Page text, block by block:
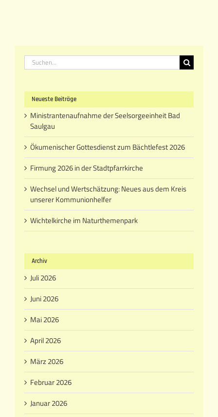
Suche
nach:
Neueste Beiträge
Ministrantenaufnahme der Seelsorgeeinheit Bad
Saulgau
Ökumenischer Gottesdienst zum Bächtlefest 2026
Firmung 2026 in der Stadtpfarrkirche
Wechsel und Wertschätzung: Neues aus dem Kreis
unserer Kommunionhelfer
Wichtelkirche im Naturthemenpark
Archiv
Juli 2026
Juni 2026
Mai 2026
April 2026
März 2026
Februar 2026
Januar 2026